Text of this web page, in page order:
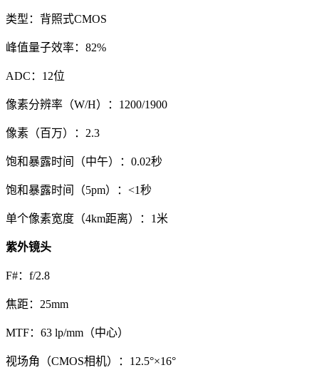
类型：背照式CMOS
峰值量子效率：82%
ADC：12位
像素分辨率（W/H）：1200/1900
像素（百万）：2.3
饱和暴露时间（中午）：0.02秒
饱和暴露时间（5pm）：<1秒
单个像素宽度（4km距离）：1米
紫外镜头
F#：f/2.8
焦距：25mm
MTF：63 lp/mm（中心）
视场角（CMOS相机）：12.5°×16°